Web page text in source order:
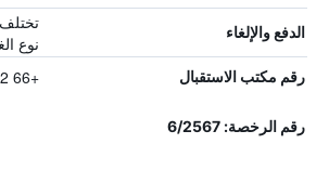
الدفع والإلغاء
نوع
رقم مكتب الاستقبال +66 992 610 202
رقم الرخصة: 6/2567